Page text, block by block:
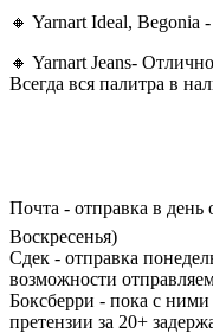
🔸 Yarnart Ideal, Begonia
🔸 Yarnart Jeans-
Всегда вся палитра в
Почта - отправка в
Воскресенья)
Сдек - отправка
возможности
Боксберри - пока с
претензии за 20+